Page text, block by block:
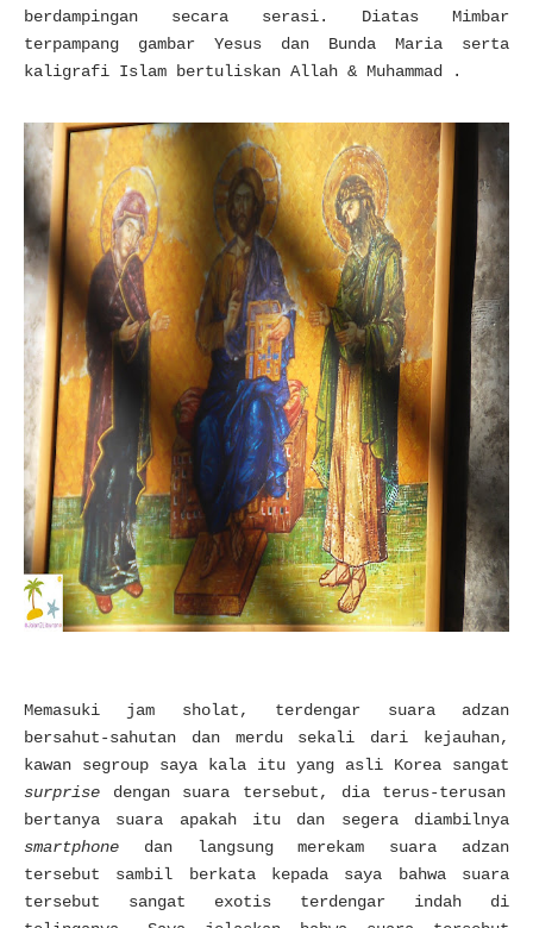
berdampingan secara serasi. Diatas Mimbar
terpampang gambar Yesus dan Bunda Maria serta
kaligrafi Islam bertuliskan Allah & Muhammad .
Memasuki jam sholat, terdengar suara adzan
bersahut-sahutan dan merdu sekali dari kejauhan,
kawan segroup saya kala itu yang asli Korea sangat
surprise dengan suara tersebut, dia terus-terusan
bertanya suara apakah itu dan segera diambilnya
smartphone dan langsung merekam suara adzan
tersebut sambil berkata kepada saya bahwa suara
tersebut sangat exotis terdengar indah di